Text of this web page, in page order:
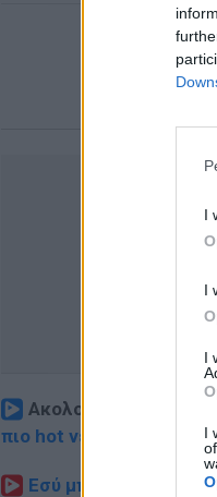
I
I
I
I
Ακολουθήστε το E-
πιο hot νέα
Εσύ μπήκες στο E-